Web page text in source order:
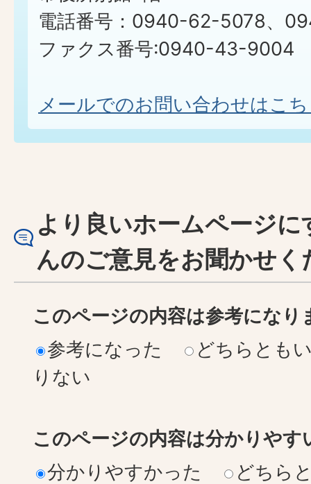
電話番号：0940-62-5078、
ファクス番号:0940-43-9004
メールでのお問い合わせはこ
より良いホームページ
んのご意見をお聞かせく
このページの内容は参考になり
参考になった
どちらとも
りない
このページの内容は分かりやす
分かりやすかった
どちら